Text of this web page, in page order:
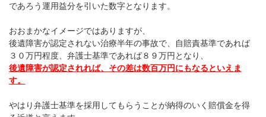
であろう運用益分を引いた数字となります。
おおまかなイメージではありますが、
後遺障害が認定されない治療半年の事故で、自賠責基準であれば
３０万円程度、弁護士基準であれば８９万円となり、
後遺障害が認定されれば、その差は数百万円にもなるといえま
す。
やはり弁護士基準を採用してもらうことが納得のいく賠償金を得